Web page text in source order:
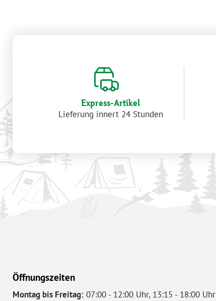
Express-Artikel
Lieferung innert 24 Stunden
Öffnungszeiten
Montag bis Freitag: 07:00 - 12:00 Uhr, 13:15 - 18:00 Uhr